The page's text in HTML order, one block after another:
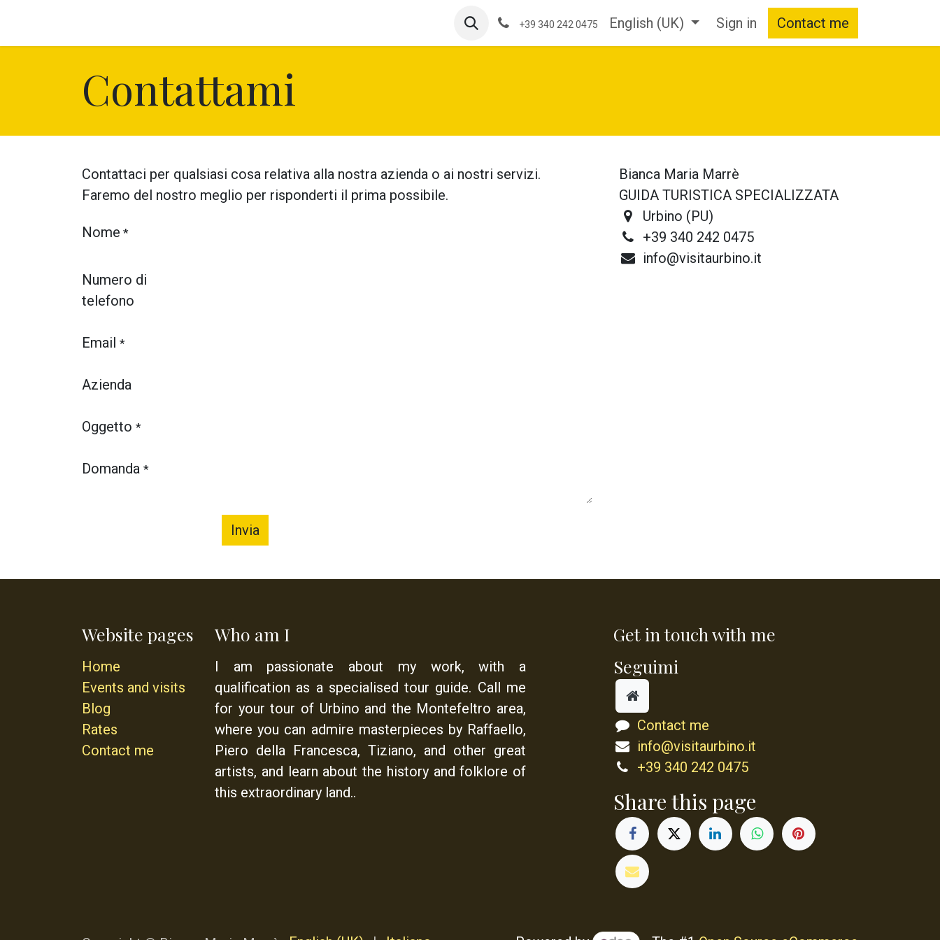
Contact me +39 340 242 0475 English (UK) Sign in Contact me
Contattami
Contattaci per qualsiasi cosa relativa alla nostra azienda o ai nostri servizi.
Faremo del nostro meglio per risponderti il prima possibile.
Nome *
Numero di
telefono
Email *
Azienda
Oggetto *
Domanda *
Invia
Bianca Maria Marrè
GUIDA TURISTICA SPECIALIZZATA
Urbino (PU)
+39 340 242 0475
info@visitaurbino.it
Website pages
Home
Events and visits
Blog
Rates
Contact me
Who am I
I am passionate about my work, with a
qualification as a specialised tour guide. Call me
for your tour of Urbino and the Montefeltro area,
where you can admire masterpieces by Raffaello,
Piero della Francesca, Tiziano, and other great
artists, and learn about the history and folklore of
this extraordinary land..
Get in touch with me
Seguimi
Contact me
info@visitaurbino.it
+39 340 242 0475
Share this page